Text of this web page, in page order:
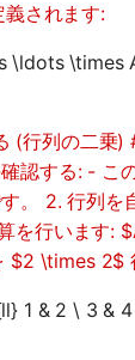
されます:
\ldots \times
(行列の二乗)
認する: - こ
。 2. 行列を
を行います:
$2 \times 2$
1 & 2 \ 3 & 4